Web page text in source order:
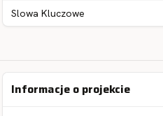
Slowa Kluczowe
Informacje o projekcie